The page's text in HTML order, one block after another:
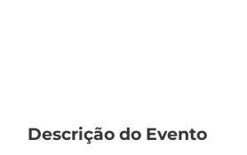
Descrição do Evento